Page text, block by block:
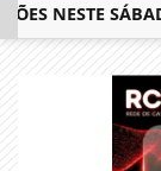
SÁBADO